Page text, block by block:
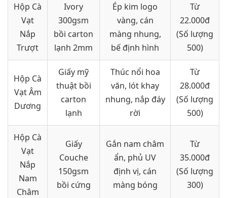
Hộp Cà
Vạt
Nắp
Trượt
Ivory
300gsm
bồi carton
lạnh 2mm
Ép kim logo
vàng, cán
màng nhung,
bế định hình
Từ
22.000đ
(Số lượng
500)
Hộp Cà
Vạt Âm
Dương
Giấy mỹ
thuật bồi
carton
lạnh
Thúc nổi hoa
văn, lót khay
nhung, nắp đáy
rời
Từ
28.000đ
(Số lượng
500)
Hộp Cà
Vạt
Nắp
Nam
Châm
Giấy
Couche
150gsm
bồi cứng
Gắn nam châm
ẩn, phủ UV
định vị, cán
màng bóng
Từ
35.000đ
(Số lượng
300)